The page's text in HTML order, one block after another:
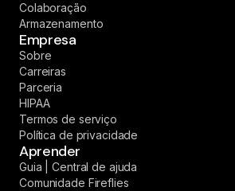
Colaboração
Armazenamento
Empresa
Sobre
Carreiras
Parceria
HIPAA
Termos de serviço
Política de privacidade
Aprender
Guia | Central de ajuda
Comunidade Fireflies